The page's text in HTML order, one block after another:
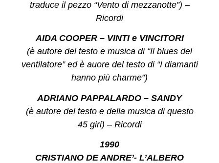
traduce il pezzo “Vento di mezzanotte”) –
Ricordi
AIDA COOPER – VINTI e VINCITORI
(è autore del testo e musica di “Il blues del
ventilatore” ed è auore del testo di “I diamanti
hanno più charme”)
ADRIANO PAPPALARDO – SANDY
(è autore del testo e della musica di questo
45 giri) – Ricordi
1990
CRISTIANO DE ANDRE’- L’ALBERO